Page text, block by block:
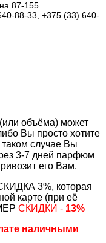
87-155
88-33, +375 (33) 640-
объёма) может
Вы просто хотите
таком случае Вы
3-7 дней парфюм
его Вам.
3%, которая
карте (при её
СКИДКИ - 13%
наличными